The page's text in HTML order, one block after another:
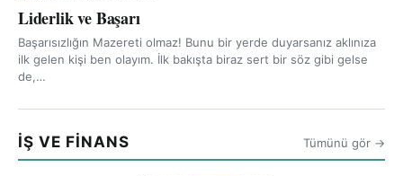
Liderlik ve Başarı
Başarısızlığın Mazereti olmaz! Bunu bir yerde duyarsanız aklınıza
ilk gelen kişi ben olayım. İlk bakışta biraz sert bir söz gibi gelse
de,…
İŞ VE FİNANS Tümünü gör →